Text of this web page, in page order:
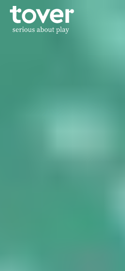
Aller au contenu principal